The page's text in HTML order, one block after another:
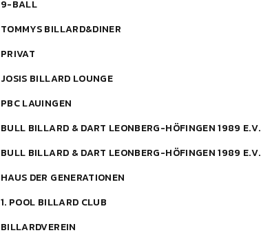
9-BALL
TOMMYS BILLARD&DINER
PRIVAT
JOSIS BILLARD LOUNGE
PBC LAUINGEN
BULL BILLARD & DART LEONBERG-HÖFINGEN 1989 E.V.
BULL BILLARD & DART LEONBERG-HÖFINGEN 1989 E.V.
HAUS DER GENERATIONEN
1. POOL BILLARD CLUB
BILLARDVEREIN